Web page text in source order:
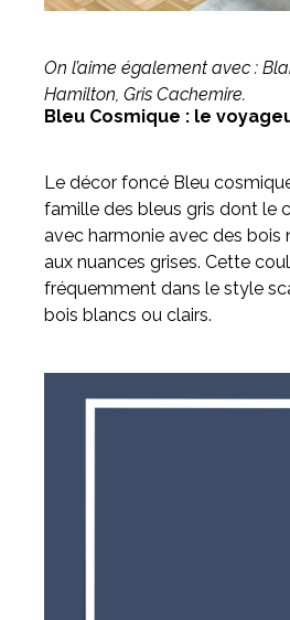
On l’aime également avec :
Hamilton, Gris Cachemire.
Bleu Cosmique : le
Le décor foncé Bleu
famille des bleus gris dont le
avec harmonie avec des bois
aux nuances grises. Cette
fréquemment dans le style
bois blancs ou clairs.